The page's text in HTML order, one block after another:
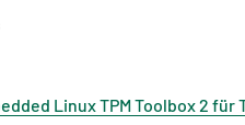
Linux TPM Toolbox 2 für